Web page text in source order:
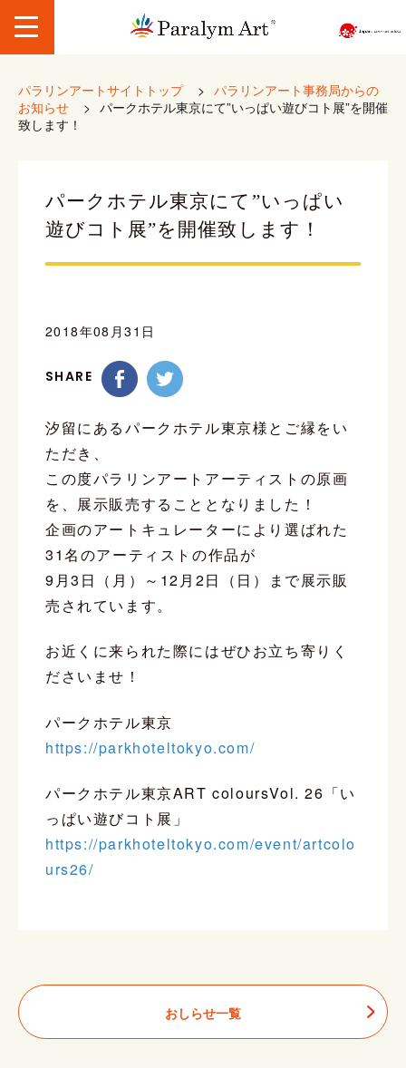
パラリンアートサイトトップ > パラリンアート事務局からの
お知らせ
> パークホテル東京にて”いっぱい遊びコト展”を開催
致します！
パークホテル東京にて”いっぱい
遊びコト展”を開催致します！
2018年08月31日
SHARE
汐留にあるパークホテル東京様とご縁をい
ただき、
この度パラリンアートアーティストの原画
を、展示販売することとなりました！
企画のアートキュレーターにより選ばれた
31名のアーティストの作品が
9月3日（月）～12月2日（日）まで展示販
売されています。
お近くに来られた際にはぜひお立ち寄りく
ださいませ！
パークホテル東京
https://parkhoteltokyo.com/
パークホテル東京ART coloursVol. 26「い
っぱい遊びコト展」
https://parkhoteltokyo.com/event/artcolo
urs26/
おしらせ一覧